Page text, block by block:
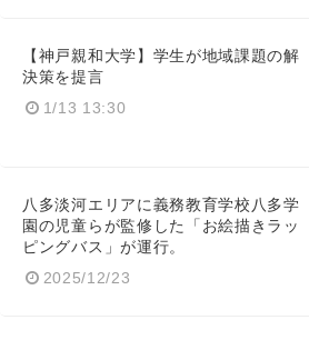
【神戸親和大学】学生が地域課題の解
決策を提言
1/13 13:30
八多淡河エリアに義務教育学校八多学
園の児童らが監修した「お絵描きラッ
ピングバス」が運行。
2025/12/23
English